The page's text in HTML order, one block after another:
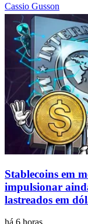
Cassio Gusson
Stablecoins ​​em
impulsionar
lastreados em